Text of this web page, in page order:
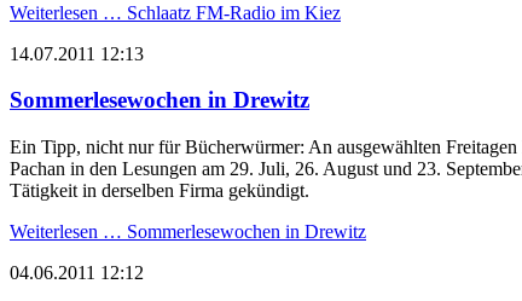
Weiterlesen … Schlaatz FM-Radio im Kiez
14.07.2011 12:13
Sommerlesewochen in Drewitz
Ein Tipp, nicht nur für Bücherwürmer: An ausgewählten
Pachan in den Lesungen am 29. Juli, 26. August und 23.
Tätigkeit in derselben Firma gekündigt.
Weiterlesen … Sommerlesewochen in Drewitz
04.06.2011 12:12